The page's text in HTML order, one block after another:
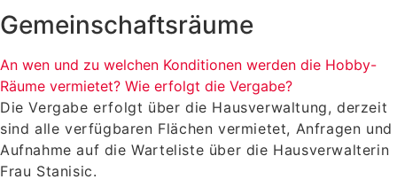
Gemeinschaftsräume
An wen und zu welchen Konditionen werden die Hobby-
Räume vermietet? Wie erfolgt die Vergabe?
Die Vergabe erfolgt über die Hausverwaltung, derzeit
sind alle verfügbaren Flächen vermietet, Anfragen und
Aufnahme auf die Warteliste über die Hausverwalterin
Frau Stanisic.